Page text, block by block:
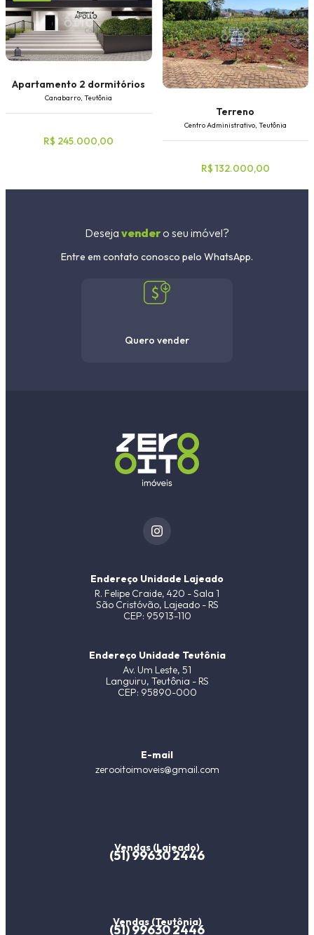
Apartamento 2 dormitórios
Canabarro, Teutônia
R$ 245.000,00
Terreno
Centro Administrativo, Teutônia
R$ 132.000,00
Deseja vendero seu imóvel?
Entre em contato conosco pelo WhatsApp.
Quero vender
Endereço Unidade Lajeado
R. Felipe Craide, 420 - Sala 1
São Cristóvão, Lajeado - RS
CEP: 95913-110
Endereço Unidade Teutônia
Av. Um Leste, 51
Languiru, Teutônia - RS
CEP: 95890-000
E-mail
zerooitoimoveis@gmail.com
Vendas (Lajeado)
(51) 99630 2446
Vendas (Teutônia)
(51) 99630 2446